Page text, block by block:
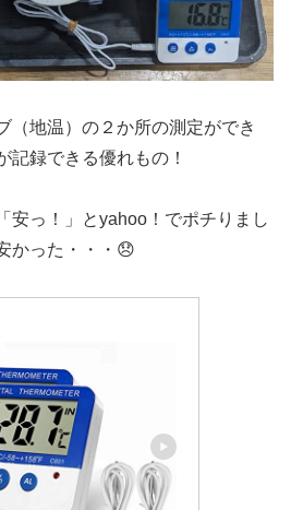
（地温）の２か所の測定ができ
記録できる優れもの！
安っ！」とyahoo！でポチりまし
かった・・・😞